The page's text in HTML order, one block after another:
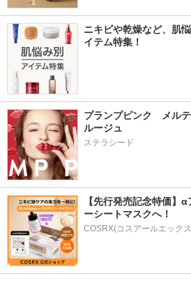
ニキビや乾燥など、肌
イテム特集！
プランプピンク　メル
ルージュ
ステラシード
【先行発売記念特価】
ーシートマスクへ！
COSRX(コスアールエック